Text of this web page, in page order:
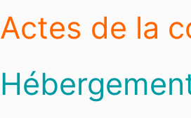
Actes de la